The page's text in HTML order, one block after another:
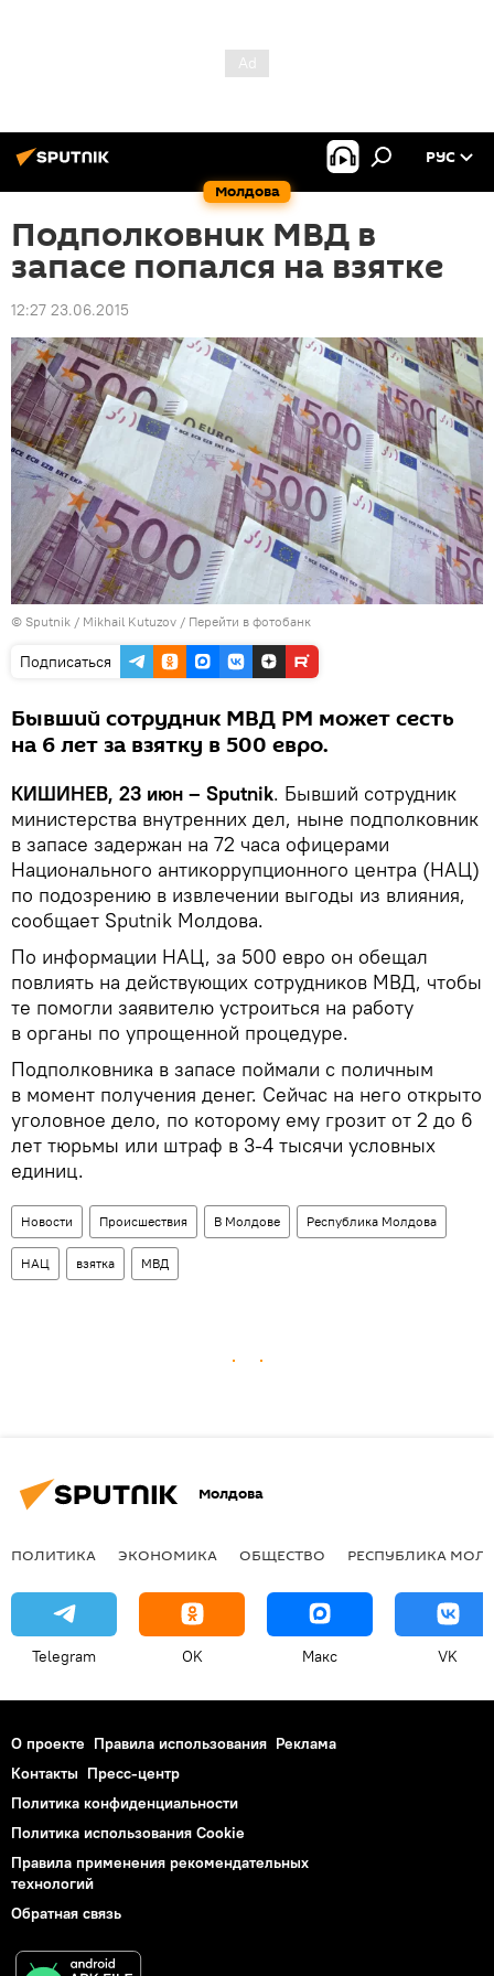
Молдова
РУС
Подполковник МВД в
запасе попался на взятке
12:27 23.06.2015
© Sputnik / Mikhail Kutuzov / Перейти в фотобанк
Подписаться
Бывший сотрудник МВД РМ может сесть
на 6 лет за взятку в 500 евро.
КИШИНЕВ, 23 июн – Sputnik. Бывший сотрудник
министерства внутренних дел, ныне подполковник
в запасе задержан на 72 часа офицерами
Национального антикоррупционного центра (НАЦ)
по подозрению в извлечении выгоды из влияния,
сообщает Sputnik Молдова.
По информации НАЦ, за 500 евро он обещал
повлиять на действующих сотрудников МВД, чтобы
те помогли заявителю устроиться на работу
в органы по упрощенной процедуре.
Подполковника в запасе поймали с поличным
в момент получения денег. Сейчас на него открыто
уголовное дело, по которому ему грозит от 2 до 6
лет тюрьмы или штраф в 3-4 тысячи условных
единиц.
Новости Происшествия В Молдове Республика Молдова
НАЦ взятка МВД
Молдова
ПОЛИТИКА ЭКОНОМИКА ОБЩЕСТВО РЕСПУБЛИКА
Telegram OK Макс VK
О проекте Правила использования Реклама
Контакты Пресс-центр
Политика конфиденциальности
Политика использования Cookie
Правила применения рекомендательных
технологий
Обратная связь